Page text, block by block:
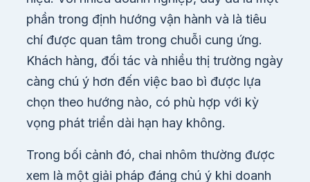
phần trong định hướng vận hành và là tiêu
chí được quan tâm trong chuỗi cung ứng.
Khách hàng, đối tác và nhiều thị trường ngày
càng chú ý hơn đến việc bao bì được lựa
chọn theo hướng nào, có phù hợp với kỳ
vọng phát triển dài hạn hay không.
Trong bối cảnh đó, chai nhôm thường được
xem là một giải pháp đáng chú ý khi doanh